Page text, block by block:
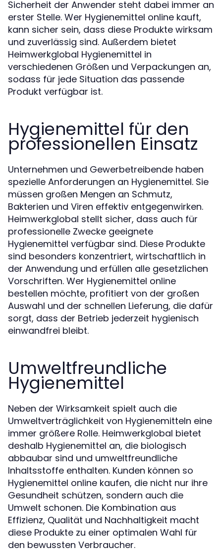
Sicherheit der Anwender steht dabei immer an
erster Stelle. Wer Hygienemittel online kauft,
kann sicher sein, dass diese Produkte wirksam
und zuverlässig sind. Außerdem bietet
Heimwerkglobal Hygienemittel in
verschiedenen Größen und Verpackungen an,
sodass für jede Situation das passende
Produkt verfügbar ist.
Hygienemittel für den
professionellen Einsatz
Unternehmen und Gewerbetreibende haben
spezielle Anforderungen an Hygienemittel. Sie
müssen großen Mengen an Schmutz,
Bakterien und Viren effektiv entgegenwirken.
Heimwerkglobal stellt sicher, dass auch für
professionelle Zwecke geeignete
Hygienemittel verfügbar sind. Diese Produkte
sind besonders konzentriert, wirtschaftlich in
der Anwendung und erfüllen alle gesetzlichen
Vorschriften. Wer Hygienemittel online
bestellen möchte, profitiert von der großen
Auswahl und der schnellen Lieferung, die dafür
sorgt, dass der Betrieb jederzeit hygienisch
einwandfrei bleibt.
Umweltfreundliche
Hygienemittel
Neben der Wirksamkeit spielt auch die
Umweltverträglichkeit von Hygienemitteln eine
immer größere Rolle. Heimwerkglobal bietet
deshalb Hygienemittel an, die biologisch
abbaubar sind und umweltfreundliche
Inhaltsstoffe enthalten. Kunden können so
Hygienemittel online kaufen, die nicht nur ihre
Gesundheit schützen, sondern auch die
Umwelt schonen. Die Kombination aus
Effizienz, Qualität und Nachhaltigkeit macht
diese Produkte zu einer optimalen Wahl für
den bewussten Verbraucher.